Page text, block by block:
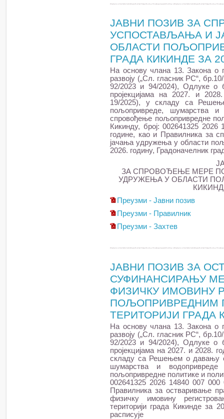
ЈАВНИ ПОЗИВ ЗА
УСПОСТАВЉАЊА И
ОБЛАСТИ
ГРАДА КИКИНДЕ ЗА
На основу члана 13. Закона о
развоју („Сл. гласник РС“,
92/2023 и 94/2024), Одлуке о
пројекцијама на 2027. и
19/2025), у складу са
пољопривреде, шумарства
спровођење пољопривредне
Кикинду, број: 002641325
године, као и Правилника за
јачања удружења у области
2026. годину, Градоначелник
ЗА СПРОВОЂЕЊЕ МЕРE
УДРУЖЕЊА У ОБЛАСТИ
Преузми - Јавни позив
Преузми - Правилник
Преузми - Захтев
ЈАВНИ ПОЗИВ ЗА
СУФИНАНСИРАЊУ
ФИЗИЧКУ ИМОВИНУ
ПОЉОПРИВРЕДНИМ
ТЕРИТОРИЈИ ГРАДА
На основу члана 13. Закона о
развоју („Сл. гласник РС“,
92/2023 и 94/2024), Одлуке о
пројекцијама на 2027. и 2028.
складу са Решењем о давању
шумарства и
пољопривредне политике и
002641325 2026 14840 007
Правилника за остваривање
физичку имовину
територији града Кикинде за
расписује